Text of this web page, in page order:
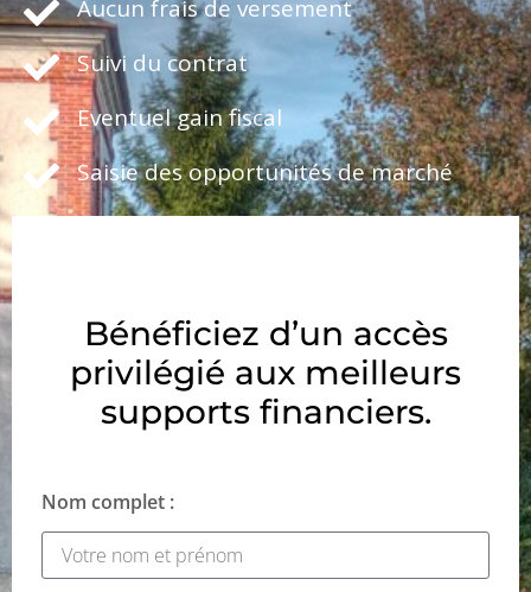
Aucun frais de versement
Suivi du contrat
Eventuel gain fiscal
Saisie des opportunités de marché
Bénéficiez d’un accès
privilégié aux meilleurs
supports financiers.
Nom complet :